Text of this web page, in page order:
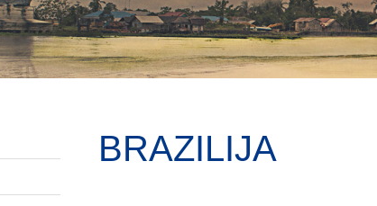
BRAZILIJA